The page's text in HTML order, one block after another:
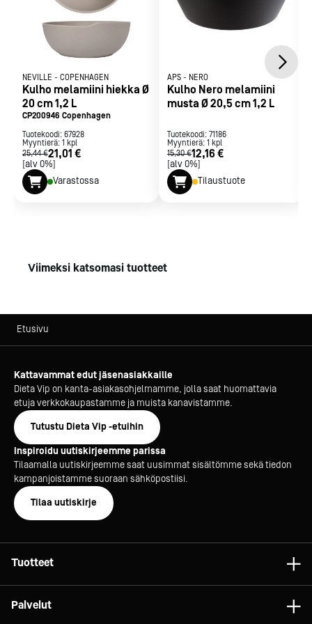
NEVILLE - COPENHAGEN
Kulho melamiini hiekka Ø
20 cm 1,2 L
CP200946 Copenhagen
Tuotekoodi: 67928
Myyntierä: 1 kpl
25,44 €21,01 €
[alv 0%]
Varastossa
APS - NERO
Kulho Nero melamiini
musta Ø 20,5 cm 1,2 L
Tuotekoodi: 71186
Myyntierä: 1 kpl
15,30 €12,16 €
[alv 0%]
Tilaustuote
Viimeksi katsomasi tuotteet
Etusivu
Kattavammat edut jäsenasiakkaille
Dieta Vip on kanta-asiakasohjelmamme, jolla saat huomattavia
etuja verkkokaupastamme ja muista kanavistamme.
Tutustu Dieta Vip -etuihin
Inspiroidu uutiskirjeemme parissa
Tilaamalla uutiskirjeemme saat uusimmat sisältömme sekä tiedon
kampanjoistamme suoraan sähköpostiisi.
Tilaa uutiskirje
Tuotteet
Palvelut